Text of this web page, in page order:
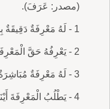
(مصدر: عَرَفَ).
1 - لَهُ مَعْرِفَةٌ دَقِيقَةٌ بِحَيَاةِ السُّكَّانِ : لَهُ إِدْرَاكٌ دَقِيقٌ بِحَيَاتِهِمْ.
2 - يَعْرِفُهُ حَقَّ الْمَعْرِفَةِ : يَعْرِفُهُ جَيِّداً.
3 - لَهُ مَعْرِفَةٌ مُبَاشِرَةٌ بِالأَشْيَاءِ : لَهُ عِلْمٌ بِهَا دونَ وَاسِطَةٍ.
4 - يَطْلُبُ الْمَعْرِفَةَ